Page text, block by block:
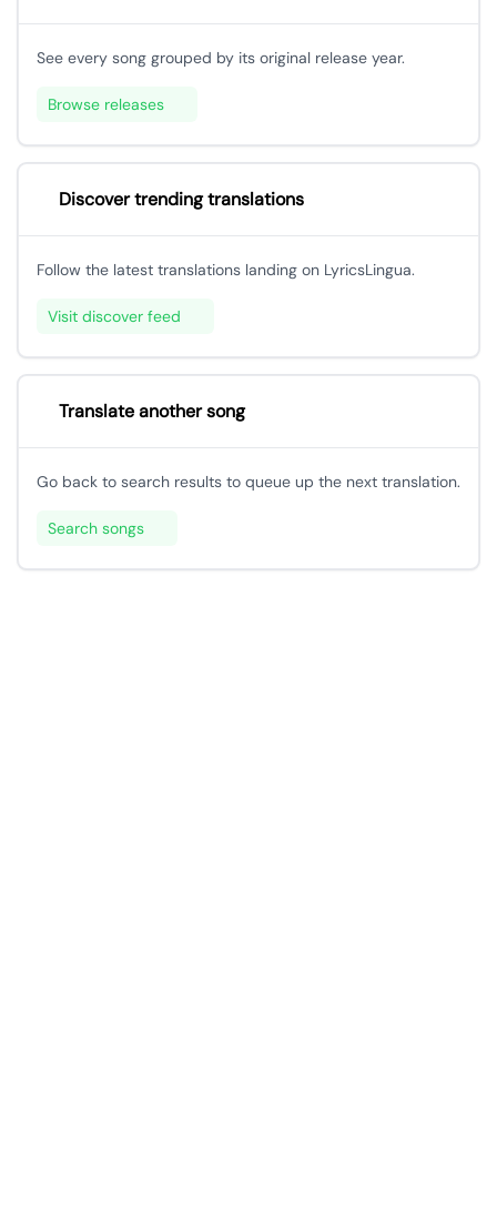
See every song grouped by its original release year.
Browse releases
Discover trending translations
Follow the latest translations landing on LyricsLingua.
Visit discover feed
Translate another song
Go back to search results to queue up the next translation.
Search songs